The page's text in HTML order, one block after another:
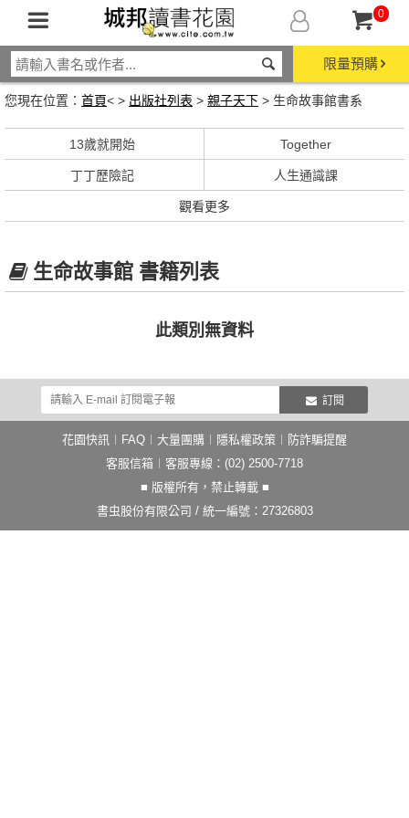
0
限量預購
您現在位置： 首頁< > 出版社列表 > 親子天下 > 生命故事館書系
13歲就開始 Together
丁丁歷險記 人生通識課
觀看更多
生命故事館 書籍列表
此類別無資料
訂閱
花園快訊 FAQ 大量團購 隱私權政策
防詐騙提醒
客服信箱 ︱客服專線：(02) 2500-7718
■ 版權所有，禁止轉載 ■
書虫股份有限公司 / 統一編號：27326803